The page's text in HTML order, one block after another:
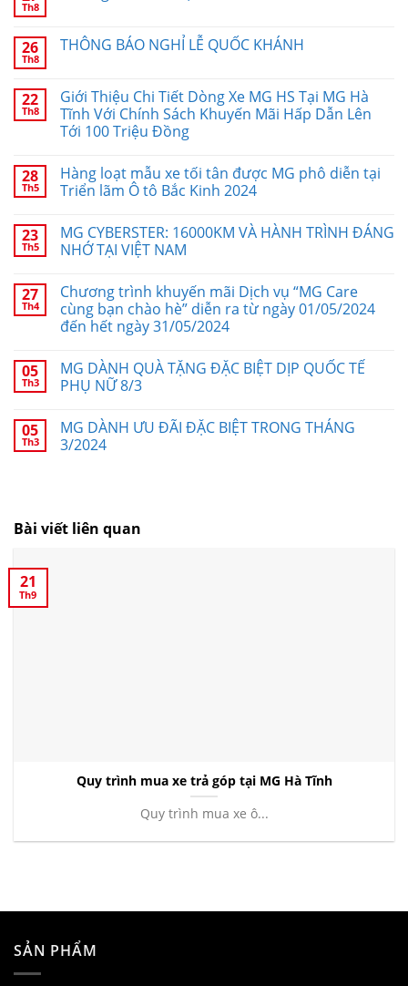
Th8
26
Th8
THÔNG BÁO NGHỈ LỄ QUỐC KHÁNH
22
Th8
Giới Thiệu Chi Tiết Dòng Xe MG HS Tại MG Hà
Tĩnh Với Chính Sách Khuyến Mãi Hấp Dẫn Lên
Tới 100 Triệu Đồng
28
Th5
Hàng loạt mẫu xe tối tân được MG phô diễn tại
Triển lãm Ô tô Bắc Kinh 2024
23
Th5
MG CYBERSTER: 16000KM VÀ HÀNH TRÌNH ĐÁNG
NHỚ TẠI VIỆT NAM
27
Th4
Chương trình khuyến mãi Dịch vụ “MG Care
cùng bạn chào hè” diễn ra từ ngày 01/05/2024
đến hết ngày 31/05/2024
05
Th3
MG DÀNH QUÀ TẶNG ĐẶC BIỆT DỊP QUỐC TẾ
PHỤ NỮ 8/3
05
Th3
MG DÀNH ƯU ĐÃI ĐẶC BIỆT TRONG THÁNG
3/2024
Bài viết liên quan
Quy trình mua xe trả góp tại MG Hà Tĩnh
Quy trình mua xe ô...
21
Th9
SẢN PHẨM